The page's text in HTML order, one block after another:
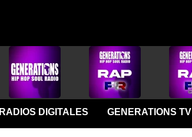
RADIOS DIGITALES GENERATIONS TV